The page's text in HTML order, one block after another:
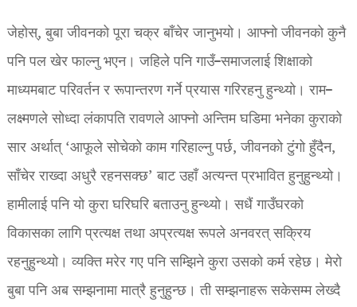
जेहोस्, बुबा जीवनको पूरा चक्र बाँचेर जानुभयो। आफ्नो जीवनको कुनै
पनि पल खेर फाल्नु भएन। जहिले पनि गाउँ–समाजलाई शिक्षाको
माध्यमबाट परिवर्तन र रूपान्तरण गर्ने प्रयास गरिरहनु हुन्थ्यो। राम–
लक्ष्मणले सोध्दा लंकापति रावणले आफ्नो अन्तिम घडिमा भनेका कुराको
सार अर्थात् ‘आफूले सोचेको काम गरिहाल्नु पर्छ, जीवनको टुंगो हुँदैन,
साँचेर राख्दा अधुरै रहनसक्छ’ बाट उहाँ अत्यन्त प्रभावित हुनुहुन्थ्यो।
हामीलाई पनि यो कुरा घरिघरि बताउनु हुन्थ्यो। सधैं गाउँघरको
विकासका लागि प्रत्यक्ष तथा अप्रत्यक्ष रूपले अनवरत् सक्रिय
रहनुहुन्थ्यो। व्यक्ति मरेर गए पनि सम्झिने कुरा उसको कर्म रहेछ। मेरो
बुबा पनि अब सम्झनामा मात्रै हुनुहुन्छ। ती सम्झनाहरू सकेसम्म लेख्दै